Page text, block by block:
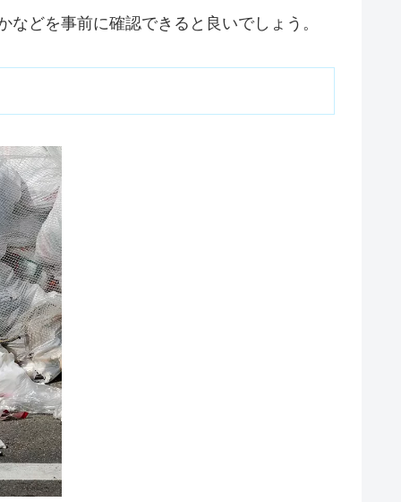
どを事前に確認できると良いでしょう。